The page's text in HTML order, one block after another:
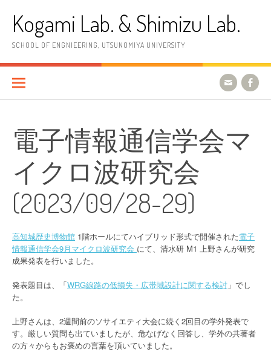
へ
ッ
Kogami Lab. & Shimizu Lab.
SCHOOL OF ENGNIEERING, UTSUNOMIYA UNIVERSITY
電子情報通信学会マ
イクロ波研究会
(2023/09/28-29)
高知城歴史博物館 1階ホールにてハイブリッド形式で開催された電子
情報通信学会9月マイクロ波研究会 にて、清水研 M1 上野さんが研究
成果発表を行いました。
発表題目は、「WRG線路の低損失・広帯域設計に関する検討 」でし
た。
上野さんは、2週間前のソサイエティ大会に続く2回目の学外発表で
す。厳しい質問も出ていましたが、危なげなく回答し、学外の共著者
の方々からもお褒めの言葉を頂いていました。